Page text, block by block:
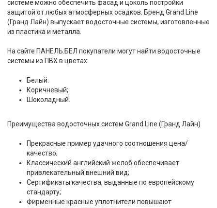
системе можно обеспечить фасад и цоколь постройки
защитой от любых атмосферных осадков. Бренд Grand Line
(Гранд Лайн) выпускает водосточные системы, изготовленные
из пластика и металла.
На сайте ПАНЕЛЬ.БЕЛ покупатели могут найти водосточные
системы из ПВХ в цветах:
Белый:
Коричневый;
Шоколадный.
Преимущества водосточных систем Grand Line (Гранд Лайн)
Прекрасные пример удачного соотношения цена/
качество;
Классический английский желоб обеспечивает
привлекательный внешний вид;
Сертификаты качества, выданные по европейскому
стандарту;
Фирменные красные уплотнители повышают